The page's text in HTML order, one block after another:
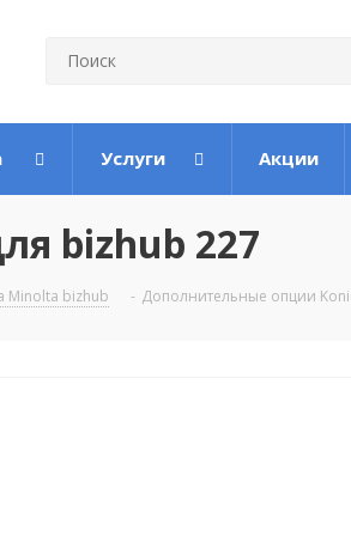
Услуги Акции
bizhub 227
Minolta bizhub - Дополнительные опции